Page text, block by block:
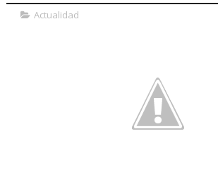
Actualidad